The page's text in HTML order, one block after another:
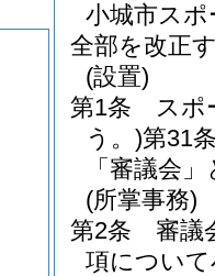
小城市スポ
全部を改正
(設置)
第1条
スポ
う。)第31
「審議会
(所掌事務)
第2条
審議
項につい